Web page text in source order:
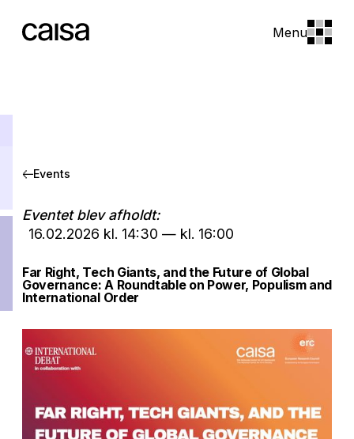
Menu
Events
Eventet blev afholdt:
16.02.2026 kl. 14:30 — kl. 16:00
Far Right, Tech Giants, and the Future of Global
Governance: A Roundtable on Power, Populism and
International Order